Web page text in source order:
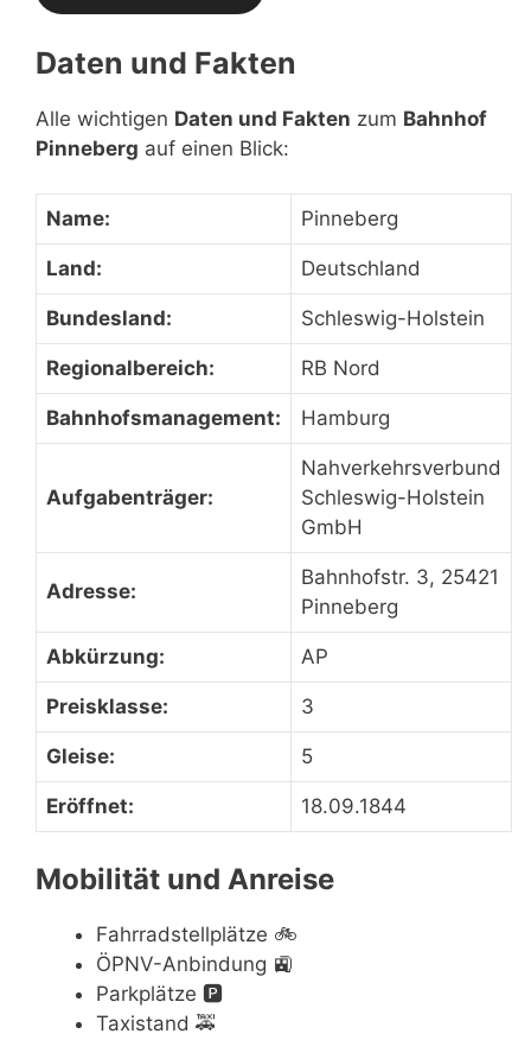
Daten und Fakten
Alle wichtigen Daten und Fakten zum Bahnhof
Pinneberg auf einen Blick:
Name: Pinneberg
Land: Deutschland
Bundesland: Schleswig-Holstein
Regionalbereich: RB Nord
Bahnhofsmanagement: Hamburg
Aufgabenträger:
Nahverkehrsverbund
Schleswig-Holstein
GmbH
Adresse:
Bahnhofstr. 3, 25421
Pinneberg
Abkürzung: AP
Preisklasse: 3
Gleise: 5
Eröffnet: 18.09.1844
Mobilität und Anreise
Fahrradstellplätze 🚲
ÖPNV-Anbindung 🚉
Parkplätze 🅿️
Taxistand 🚕